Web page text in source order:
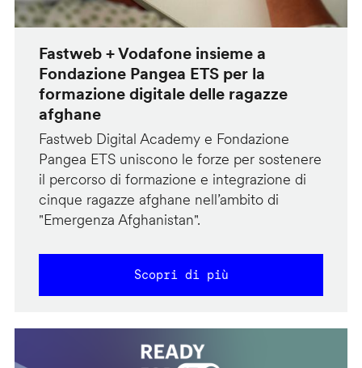
Fastweb + Vodafone insieme a
Fondazione Pangea ETS per la
formazione digitale delle ragazze
afghane
Fastweb Digital Academy e Fondazione
Pangea ETS uniscono le forze per sostenere
il percorso di formazione e integrazione di
cinque ragazze afghane nell’ambito di
"Emergenza Afghanistan".
Scopri di più